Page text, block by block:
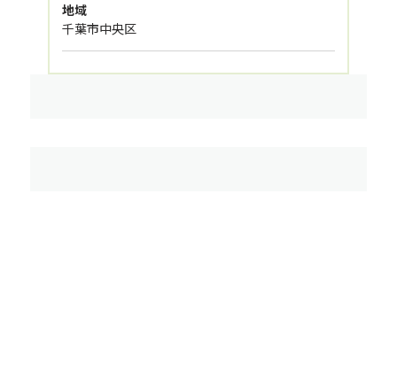
地域
千葉市中央区